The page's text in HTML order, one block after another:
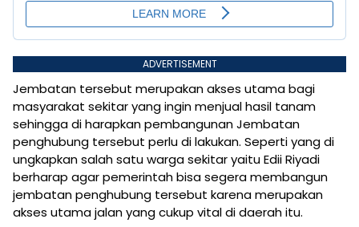
ADVERTISEMENT
Jembatan tersebut merupakan akses utama bagi
masyarakat sekitar yang ingin menjual hasil tanam
sehingga di harapkan pembangunan Jembatan
penghubung tersebut perlu di lakukan. Seperti yang di
ungkapkan salah satu warga sekitar yaitu Edii Riyadi
berharap agar pemerintah bisa segera membangun
jembatan penghubung tersebut karena merupakan
akses utama jalan yang cukup vital di daerah itu.